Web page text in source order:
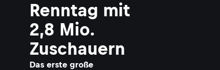
Renntag mit
2,8 Mio.
Zuschauern
Das erste große